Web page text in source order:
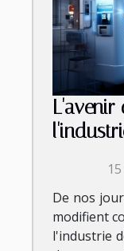
De nos
modifient
l'industrie